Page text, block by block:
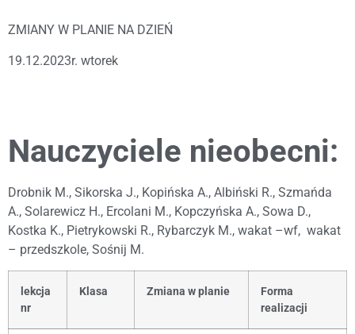
ZMIANY W PLANIE NA DZIEŃ
19.12.2023r. wtorek
Nauczyciele nieobecni:
Drobnik M., Sikorska J., Kopińska A., Albiński R., Szmańda
A., Solarewicz H., Ercolani M., Kopczyńska A., Sowa D.,
Kostka K., Pietrykowski R., Rybarczyk M., wakat –wf, wakat
– przedszkole, Sośnij M.
lekcja
nr
Klasa Zmiana w planie
Forma
realizacji